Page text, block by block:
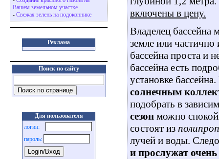
Вашем земельном участке
- Свежая зелень на подоконнике
Реклама
Поиск по сайту
Для пользователя
логин:
пароль:
включены в цену.
Владелец бассейна
земле или
бассейна проста и
бассейна есть
установке
солнечным
подобрать в
сезон можно
состоят из
лучей и воды.
и прослужат очень